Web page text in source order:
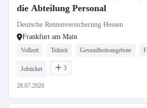
die Abteilung Personal
Deutsche Rentenversicherung Hessen
Frankfurt am Main
Vollzeit Teilzeit Gesundheitsangebote
Jobticket 3
28.07.2026